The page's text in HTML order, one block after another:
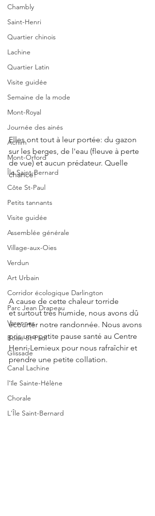
Chambly
Saint-Henri
Quartier chinois
Lachine
Quartier Latin
Visite guidée
Semaine de la mode
Mont-Royal
Journée des ainés
Achim
Mont-Orford
Île Saint-Bernard
Côte St-Paul
Petits tannants
Visite guidée
Assemblée générale
Village-aux-Oies
Verdun
Art Urbain
Corridor écologique Darlington
Parc Jean Drapeau
Varennes
Boisé St-Paul
Glissade
Canal Lachine
l’île Sainte-Hélène
Chorale
L'Île Saint-Bernard
Elles ont tout à leur portée: du gazon
sur les berges, de l'eau (fleuve à perte
de vue) et aucun prédateur. Quelle
chance!
A cause de cette chaleur torride
et surtout très humide, nous avons dû
écourter notre randonnée. Nous avons
pris une petite pause santé au Centre
Henri-Lemieux pour nous rafraîchir et
prendre une petite collation.